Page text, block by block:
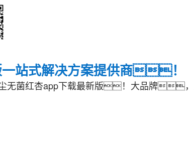
站式解决方案提供商！
菌红杏app下载最新版！大品牌